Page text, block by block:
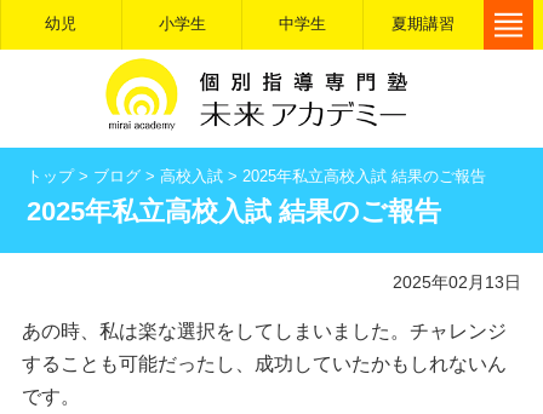
幼児 小学生 中学生 夏期講習
トップ> ブログ >高校入試 >2025年私立高校入試 結果のご報告
2025年私立高校入試 結果のご報告
2025年02月13日
あの時、私は楽な選択をしてしまいました。チャレンジ
することも可能だったし、成功していたかもしれないん
です。